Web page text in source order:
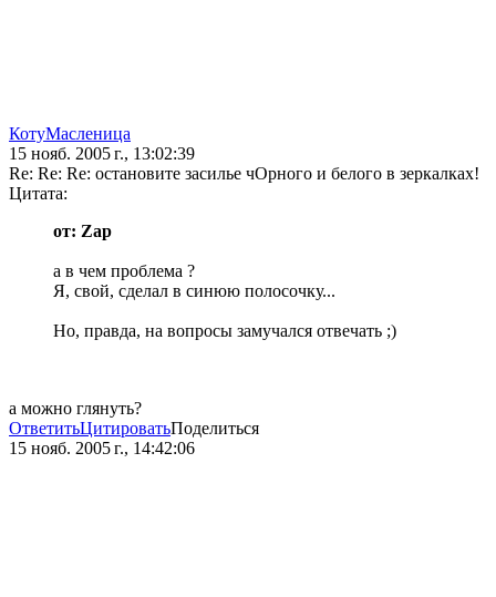
КотуМасленица
15 нояб. 2005 г., 13:02:39
Re: Re: Re: остановите засилье чОрного и белого в зеркалках!
Цитата:
от: Zap
а в чем проблема ?
Я, свой, сделал в синюю полосочку...
Но, правда, на вопросы замучался отвечать ;)
а можно глянуть?
ОтветитьЦитироватьПоделиться
15 нояб. 2005 г., 14:42:06